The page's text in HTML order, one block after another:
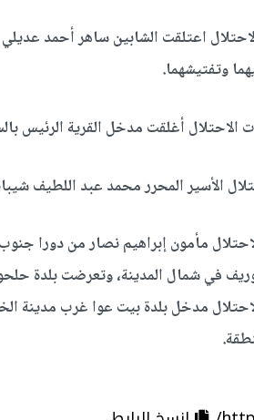
وتفتيشهما.
أغلقت مدخل القرية الرئيس
الأسير المحرر محمد عبد اللطيف
مأمون إبراهيم نصار من دورا
في شمال المدينة، وتعرضت بلدة
مدخل بلدة بيت عوا غرب مدينة